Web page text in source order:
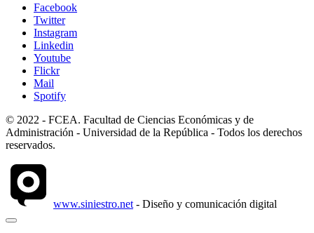
Facebook
Twitter
Instagram
Linkedin
Youtube
Flickr
Mail
Spotify
© 2022 - FCEA. Facultad de Ciencias Económicas y de
Administración - Universidad de la República - Todos los derechos
reservados.
www.siniestro.net - Diseño y comunicación digital